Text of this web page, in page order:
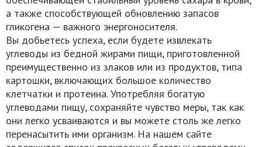
а также способствующей обновлению запасов
гликогена — важного энергоносителя.
Вы добьетесь успеха, если будете извлекать
углеводы из бедной жирами пищи, приготовленной
преимущественно из злаков или из продуктов, типа
картошки, включающих большое количество
клетчатки и протеина. Употребляя богатую
углеводами пищу, сохраняйте чувство меры, так как
они легко усваиваются и вы можете столь же легко
перенасытить ими организм. На нашем сайте